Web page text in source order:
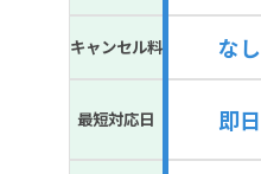
キャンセル料 なし
最短対応日 即日